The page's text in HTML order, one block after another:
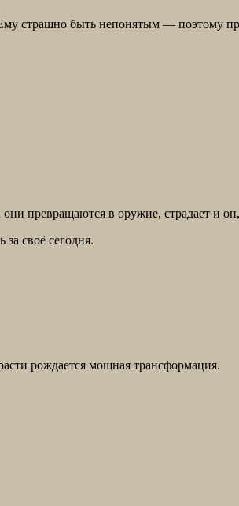
Ему страшно быть непонятым — поэтому
превращаются в оружие, страдает и
своё сегодня.
рождается мощная трансформация.